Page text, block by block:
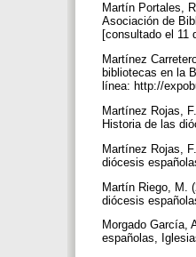
Martín Portales,
Asociación de
[consultado el 11
Martínez
bibliotecas en la
línea: http://
Martínez Rojas,
Historia de las
Martínez Rojas,
diócesis
Martín Riego, M.
diócesis
Morgado García,
españolas,